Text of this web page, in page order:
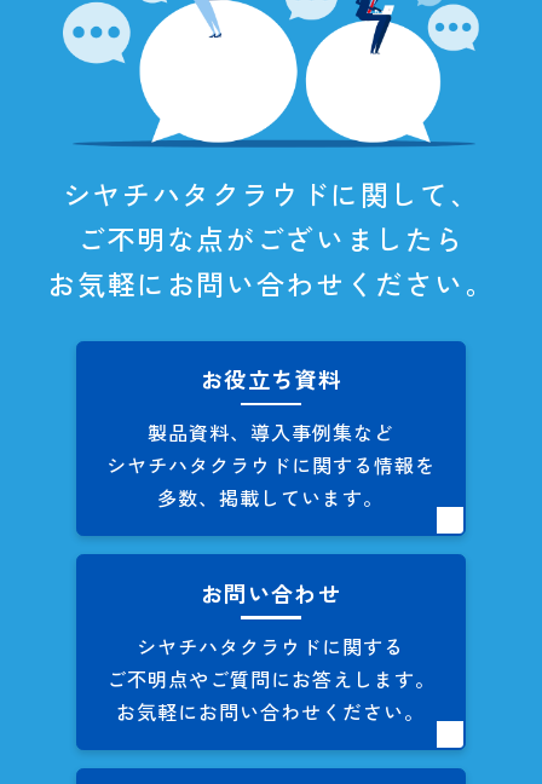
シヤチハタクラウドに関して、
ご不明な点がございましたら
お気軽にお問い合わせください。
お役立ち資料
製品資料、導入事例集など
シヤチハタクラウドに関する情報を
多数、掲載しています。
お問い合わせ
シヤチハタクラウドに関する
ご不明点やご質問にお答えします。
お気軽にお問い合わせください。